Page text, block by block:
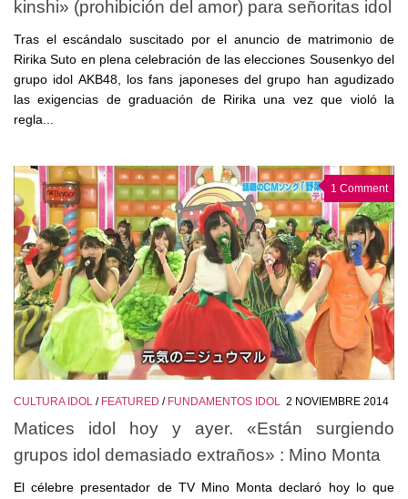
kinshi» (prohibición del amor) para señoritas idol
Tras el escándalo suscitado por el anuncio de matrimonio de
Ririka Suto en plena celebración de las elecciones Sousenkyo del
grupo idol AKB48, los fans japoneses del grupo han agudizado
las exigencias de graduación de Ririka una vez que violó la
regla...
1 Comment
CULTURA IDOL / FEATURED / FUNDAMENTOS IDOL 2 NOVIEMBRE 2014
Matices idol hoy y ayer. «Están surgiendo
grupos idol demasiado extraños» : Mino Monta
El célebre presentador de TV Mino Monta declaró hoy lo que